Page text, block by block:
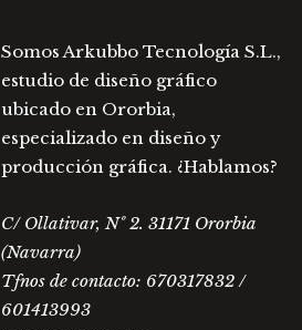
Somos Arkubbo Tecnología S.L.,
estudio de diseño gráfico
ubicado en Ororbia,
especializado en diseño y
producción gráfica. ¿Hablamos?
C/ Ollativar, Nº 2. 31171 Ororbia
(Navarra)
Tfnos de contacto: 670317832 /
601413993